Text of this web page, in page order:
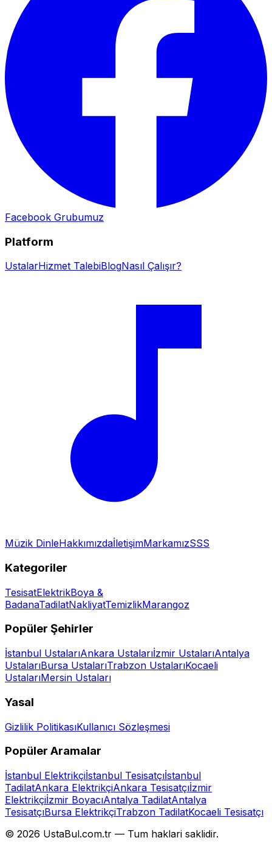
Facebook Grubumuz
Platform
UstalarHizmet TalebiBlogNasıl Çalışır?
Müzik DinleHakkımızdaİletişimMarkamızSSS
Kategoriler
TesisatElektrikBoya &
BadanaTadilatNakliyatTemizlikMarangoz
Popüler Şehirler
İstanbul UstalarıAnkara Ustalarıİzmir UstalarıAntalya
UstalarıBursa UstalarıTrabzon UstalarıKocaeli
UstalarıMersin Ustaları
Yasal
Gizlilik PolitikasıKullanıcı Sözleşmesi
Popüler Aramalar
İstanbul Elektrikçiİstanbul Tesisatçıİstanbul
TadilatAnkara ElektrikçiAnkara Tesisatçıİzmir
Elektrikçiİzmir BoyacıAntalya TadilatAntalya
TesisatçıBursa ElektrikçiTrabzon TadilatKocaeli Tesisatçı
© 2026 UstaBul.com.tr — Tum haklari saklidir.